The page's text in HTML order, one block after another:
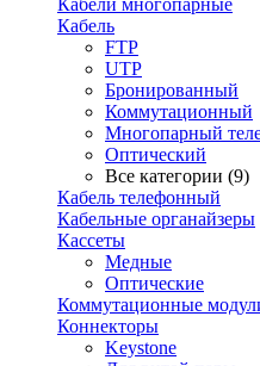
Кабели многопарные
Кабель
FTP
UTP
Бронированный
Коммутационный
Многопарный
Оптический
Все категории (9)
Кабель телефонный
Кабельные органайзеры
Кассеты
Медные
Оптические
Коммутационные
Коннекторы
Keystone